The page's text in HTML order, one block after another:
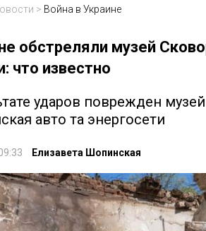
> Война в Украине
обстреляли музей
что известно
ударов поврежден
авто та энергосети
Елизавета Шопинская